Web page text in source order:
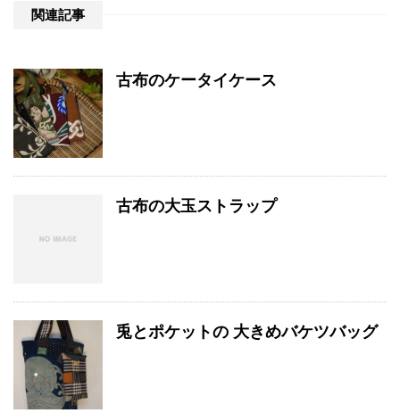
関連記事
古布のケータイケース
古布の大玉ストラップ
兎とポケットの 大きめバケツバッグ